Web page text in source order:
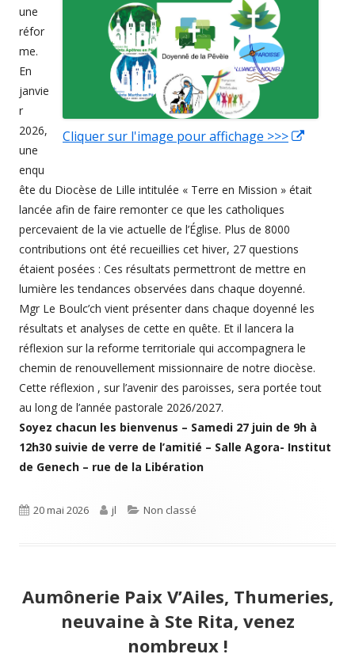
Cliquer sur l'image pour affichage >>>
une
réfor
me.
En
janvie
r
2026,
une
enqu
ête du Diocèse de Lille intitulée « Terre en Mission » était
lancée afin de faire remonter ce que les catholiques
percevaient de la vie actuelle de l’Église. Plus de 8000
contributions ont été recueillies cet hiver, 27 questions
étaient posées : Ces résultats permettront de mettre en
lumière les tendances observées dans chaque doyenné.
Mgr Le Boulc’ch vient présenter dans chaque doyenné les
résultats et analyses de cette en quête. Et il lancera la
réflexion sur la reforme territoriale qui accompagnera le
chemin de renouvellement missionnaire de notre diocèse.
Cette réflexion , sur l’avenir des paroisses, sera portée tout
au long de l’année pastorale 2026/2027.
Soyez chacun les bienvenus – Samedi 27 juin de 9h à
12h30 suivie de verre de l’amitié – Salle Agora- Institut
de Genech – rue de la Libération
Publié
20 mai 2026 Auteur
jl Catégories
Non classé
Aumônerie Paix V’Ailes, Thumeries,
neuvaine à Ste Rita, venez
nombreux !